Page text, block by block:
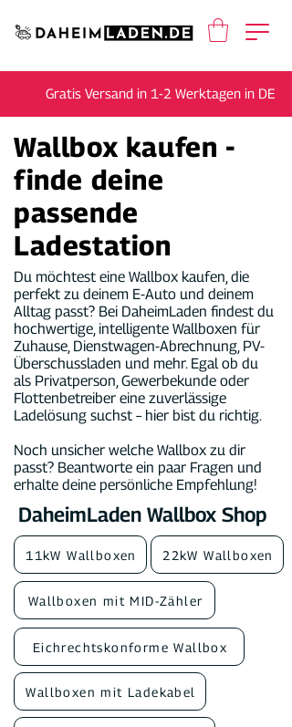
Gratis Versand in 1-2 Werktagen in DE
Wallbox kaufen -
finde deine
passende
Ladestation
Du möchtest eine Wallbox kaufen, die
perfekt zu deinem E-Auto und deinem
Alltag passt? Bei DaheimLaden findest du
hochwertige, intelligente Wallboxen für
Zuhause, Dienstwagen-Abrechnung, PV-
Überschussladen und mehr. Egal ob du
als Privatperson, Gewerbekunde oder
Flottenbetreiber eine zuverlässige
Ladelösung suchst – hier bist du richtig.
Noch unsicher welche Wallbox zu dir
passt? Beantworte ein paar Fragen und
erhalte deine persönliche Empfehlung!
DaheimLaden Wallbox Shop
11kW Wallboxen 22kW Wallboxen
Wallboxen mit MID-Zähler
Eichrechtskonforme Wallbox
Wallboxen mit Ladekabel